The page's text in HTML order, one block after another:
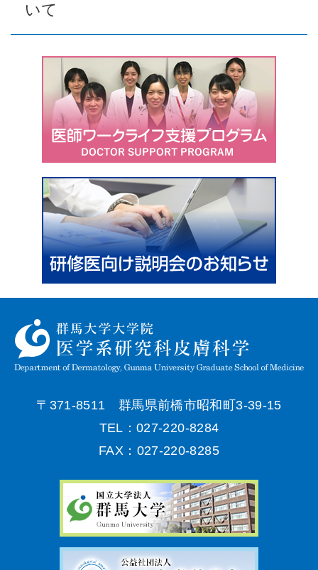
いて
〒371-8511 群馬県前橋市昭和町3-39-15
TEL：027-220-8284
FAX：027-220-8285